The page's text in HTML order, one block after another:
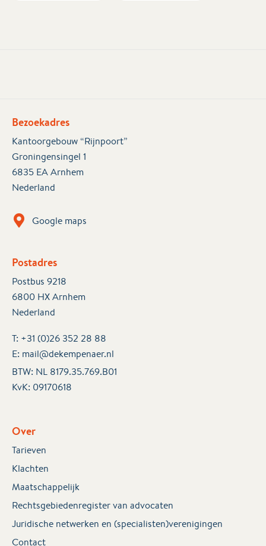
Bezoekadres
Kantoorgebouw “Rijnpoort”
Groningensingel 1
6835 EA Arnhem
Nederland
Google maps
Postadres
Postbus 9218
6800 HX Arnhem
Nederland
T: +31 (0)26 352 28 88
E: mail@dekempenaer.nl
BTW: NL 8179.35.769.B01
KvK: 09170618
Over
Tarieven
Klachten
Maatschappelijk
Rechtsgebiedenregister van advocaten
Juridische netwerken en (specialisten)verenigingen
Contact